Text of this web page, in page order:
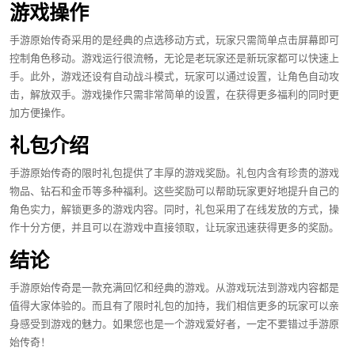
游戏操作
手游原始传奇采用的是经典的点选移动方式，玩家只需简单点击屏幕即可
控制角色移动。游戏运行很流畅，无论是老玩家还是新玩家都可以快速上
手。此外，游戏还设有自动战斗模式，玩家可以通过设置，让角色自动攻
击，解放双手。游戏操作只需非常简单的设置，在获得更多福利的同时更
加方便操作。
礼包介绍
手游原始传奇的限时礼包提供了丰厚的游戏奖励。礼包内含有珍贵的游戏
物品、钻石和金币等多种福利。这些奖励可以帮助玩家更好地提升自己的
角色实力，解锁更多的游戏内容。同时，礼包采用了在线发放的方式，操
作十分方便，并且可以在游戏中直接领取，让玩家迅速获得更多的奖励。
结论
手游原始传奇是一款充满回忆和经典的游戏。从游戏玩法到游戏内容都是
值得大家体验的。而且有了限时礼包的加持，我们相信更多的玩家可以亲
身感受到游戏的魅力。如果您也是一个游戏爱好者，一定不要错过手游原
始传奇！